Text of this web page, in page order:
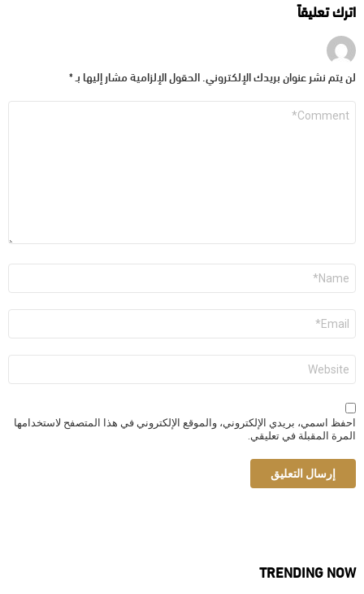
اترك تعليقاً
لن يتم نشر عنوان بريدك الإلكتروني.الحقول الإلزامية مشار إليها بـ*
البريد
الإلكتروني
*
الموقع
الإلكتروني
احفظ اسمي، بريدي الإلكتروني، والموقع الإلكتروني في هذا المتصفح لاستخدامها
المرة المقبلة في تعليقي.
TRENDING NOW